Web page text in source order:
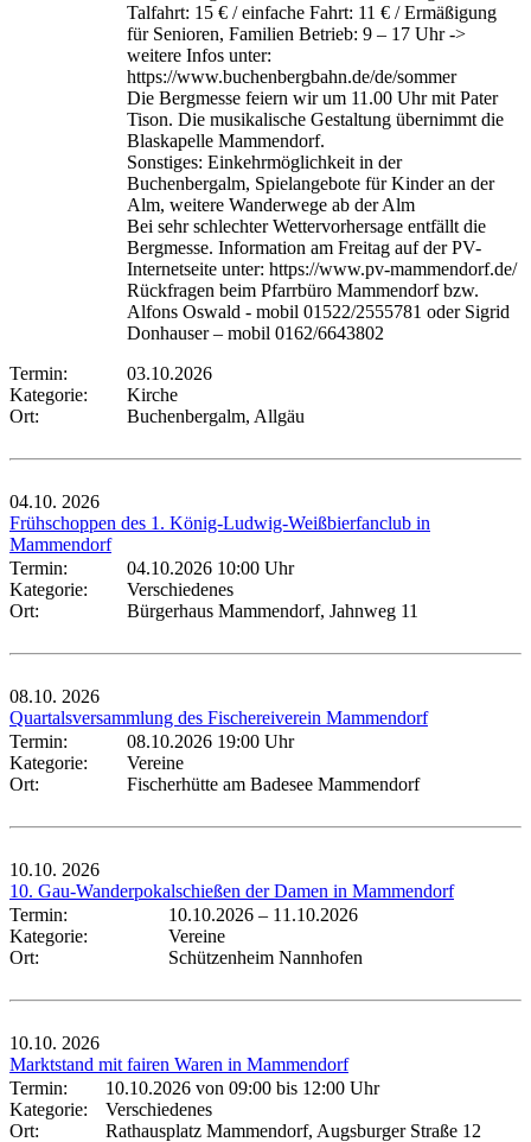
Talfahrt: 15 € / einfache Fahrt: 11 € / Ermäßigung
für Senioren, Familien Betrieb: 9 – 17 Uhr ->
weitere Infos unter:
https://www.buchenbergbahn.de/de/sommer
Die Bergmesse feiern wir um 11.00 Uhr mit Pater
Tison. Die musikalische Gestaltung übernimmt die
Blaskapelle Mammendorf.
Sonstiges: Einkehrmöglichkeit in der
Buchenbergalm, Spielangebote für Kinder an der
Alm, weitere Wanderwege ab der Alm
Bei sehr schlechter Wettervorhersage entfällt die
Bergmesse. Information am Freitag auf der PV-
Internetseite unter: https://www.pv-mammendorf.de/
Rückfragen beim Pfarrbüro Mammendorf bzw.
Alfons Oswald - mobil 01522/2555781 oder Sigrid
Donhauser – mobil 0162/6643802
Termin:
03.10.2026
Kategorie:
Kirche
Ort:
Buchenbergalm, Allgäu
04.10. 2026
Frühschoppen des 1. König-Ludwig-Weißbierfanclub in
Mammendorf
Termin:
04.10.2026 10:00 Uhr
Kategorie:
Verschiedenes
Ort:
Bürgerhaus Mammendorf, Jahnweg 11
08.10. 2026
Quartalsversammlung des Fischereiverein Mammendorf
Termin:
08.10.2026 19:00 Uhr
Kategorie:
Vereine
Ort:
Fischerhütte am Badesee Mammendorf
10.10. 2026
10. Gau-Wanderpokalschießen der Damen in Mammendorf
Termin:
10.10.2026 – 11.10.2026
Kategorie:
Vereine
Ort:
Schützenheim Nannhofen
10.10. 2026
Marktstand mit fairen Waren in Mammendorf
Termin:
10.10.2026 von 09:00 bis 12:00 Uhr
Kategorie:
Verschiedenes
Ort:
Rathausplatz Mammendorf, Augsburger Straße 12